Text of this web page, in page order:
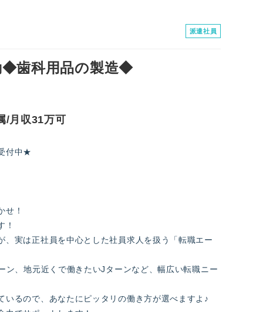
派遣社員
◆歯科用品の製造◆
/月収31万可
付中★
せ！
！
、実は正社員を中心とした社員求人を扱う「転職エー
ン、地元近くで働きたいJターンなど、幅広い転職ニー
いるので、あなたにピッタリの働き方が選べますよ♪